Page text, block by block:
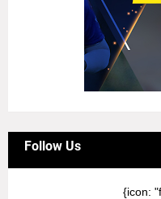
Follow Us
{icon: